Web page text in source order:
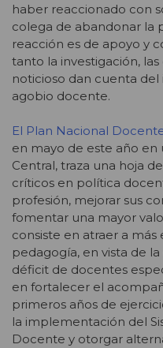
haber reaccionado con
colega de abandonar la
reacción es de apoyo y
tanto la investigación,
noticioso dan cuenta
agobio docente.
El Plan Nacional
en mayo de este año en
Central, traza una hoja
críticos en política
profesión, mejorar sus
fomentar una mayor
consiste en atraer a más
pedagogía, en vista de
déficit de docentes
en fortalecer el
primeros años de
la implementación del
Docente y otorgar